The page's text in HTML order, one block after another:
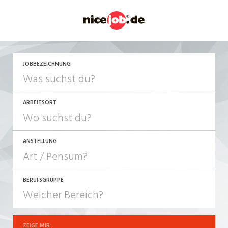
JOBBEZEICHNUNG
ARBEITSORT
ANSTELLUNG
JOB-TYP
Festanstellung
BERUFSGRUPPE
ZEIGE MIR